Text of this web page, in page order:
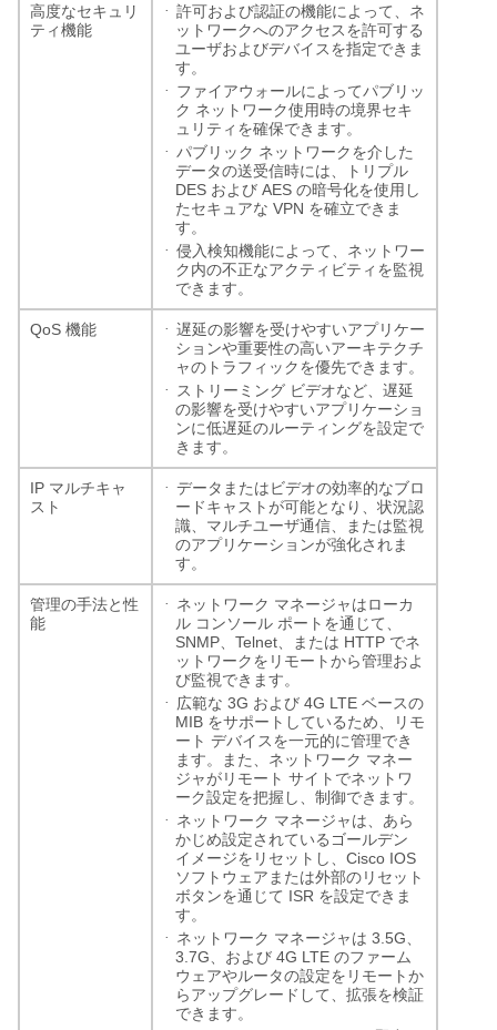
高度なセキュリ
ティ機能
· 許可および認証の機能によって、ネ
ットワークへのアクセスを許可する
ユーザおよびデバイスを指定できま
す。
· ファイアウォールによってパブリッ
ク ネットワーク使用時の境界セキ
ュリティを確保できます。
· パブリック ネットワークを介した
データの送受信時には、トリプル
DES および AES の暗号化を使用し
たセキュアな VPN を確立できま
す。
· 侵入検知機能によって、ネットワー
ク内の不正なアクティビティを監視
できます。
QoS 機能 · 遅延の影響を受けやすいアプリケー
ションや重要性の高いアーキテクチ
ャのトラフィックを優先できます。
·
ストリーミング ビデオなど、遅延
の影響を受けやすいアプリケーショ
ンに低遅延のルーティングを設定で
きます。
IP マルチキャ
スト
· データまたはビデオの効率的なブロ
ードキャストが可能となり、状況認
識、マルチユーザ通信、または監視
のアプリケーションが強化されま
す。
管理の手法と性
能
· ネットワーク マネージャはローカ
ル コンソール ポートを通じて、
SNMP Telnet 、または HTTP でネ
ットワークをリモートから管理およ
び監視できます。
· 広範な 3G および 4G LTE ベースの
MIB をサポートしているため、リモ
ート デバイスを一元的に管理でき
ます。また、ネットワーク マネー
ジャがリモート サイトでネットワ
ーク設定を把握し、制御できます。
· ネットワーク マネージャは、あら
かじめ設定されているゴールデン
イメージをリセットし、 Cisco IOS
ソフトウェアまたは外部のリセット
ボタンを通じて ISR を設定できま
す。
· ネットワーク マネージャは 3.5G
3.7G 、および 4G LTE のファーム
ウェアやルータの設定をリモートか
らアップグレードして、拡張を検証
できます。